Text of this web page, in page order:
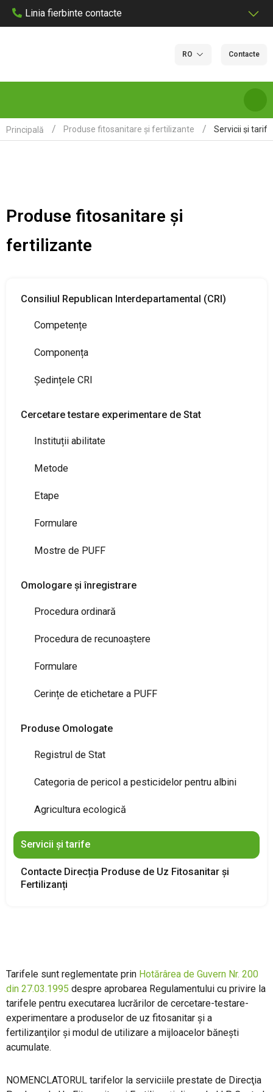
Linia fierbinte contacte
RO Contacte
DESPRE NOI
LABORATOARE
Principală Produse fitosanitare și fertilizante Servicii și tarife
Produse fitosanitare și
fertilizante
Consiliul Republican Interdepartamental (CRI)
Competențe
Componența
Ședințele CRI
Cercetare testare experimentare de Stat
Instituții abilitate
Metode
Etape
Formulare
Mostre de PUFF
Omologare și înregistrare
Procedura ordinară
Procedura de recunoaștere
Formulare
Cerințe de etichetare a PUFF
Produse Omologate
Registrul de Stat
Categoria de pericol a pesticidelor pentru albini
Agricultura ecologică
Servicii și tarife
Contacte Direcția Produse de Uz Fitosanitar și
Fertilizanți
Tarifele sunt reglementate prin Hotărârea de Guvern Nr. 200
din 27.03.1995 despre aprobarea Regulamentului cu privire la
tarifele pentru executarea lucrărilor de cercetare-testare-
experimentare a produselor de uz fitosanitar şi a
fertilizanţilor şi modul de utilizare a mijloacelor băneşti
acumulate.
NOMENCLATORUL tarifelor la serviciile prestate de Direcţia